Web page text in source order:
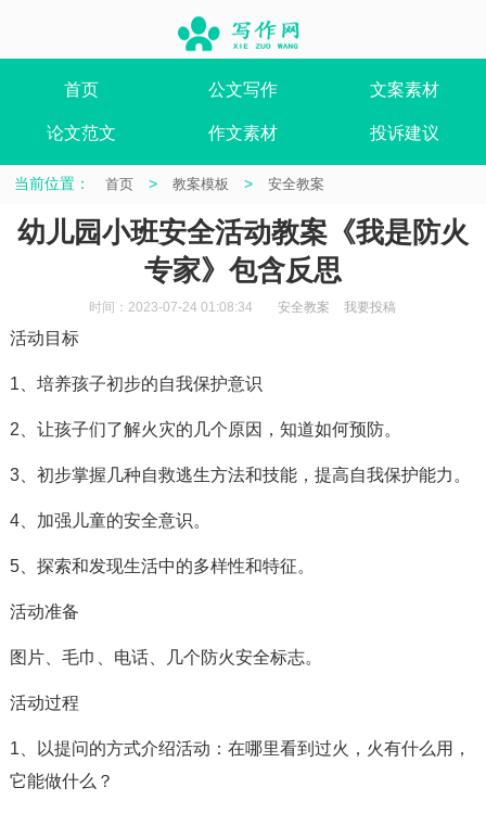
首页 公文写作 文案素材
论文范文 作文素材 投诉建议
当前位置： 首页 > 教案模板 > 安全教案
幼儿园小班安全活动教案《我是防火
专家》包含反思
时间：2023-07-24 01:08:34 安全教案 我要投稿
活动目标
1、培养孩子初步的自我保护意识
2、让孩子们了解火灾的几个原因，知道如何预防。
3、初步掌握几种自救逃生方法和技能，提高自我保护能力。
4、加强儿童的安全意识。
5、探索和发现生活中的多样性和特征。
活动准备
图片、毛巾、电话、几个防火安全标志。
活动过程
1、以提问的方式介绍活动：在哪里看到过火，火有什么用，
它能做什么？